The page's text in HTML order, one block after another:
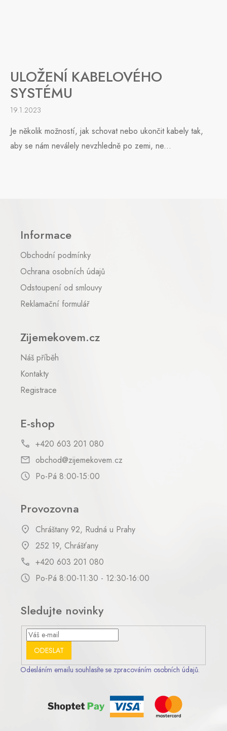
ULOŽENÍ KABELOVÉHO
SYSTÉMU
19.1.2023
Je několik možností, jak schovat nebo ukončit kabely tak,
aby se nám neválely nevzhledně po zemi, ne...
Informace
Obchodní podmínky
Ochrana osobních údajů
Odstoupení od smlouvy
Reklamační formulář
Zijemekovem.cz
Náš příběh
Kontakty
Registrace
E-shop
+420 603 201 080
obchod@zijemekovem.cz
Po-Pá 8:00-15:00
Provozovna
Chráštany 92, Rudná u Prahy
252 19, Chrášťany
+420 603 201 080
Po-Pá 8:00-11:30 - 12:30-16:00
Sledujte novinky
ODESLAT
Odesláním emailu souhlasíte se zpracováním osobních údajů.